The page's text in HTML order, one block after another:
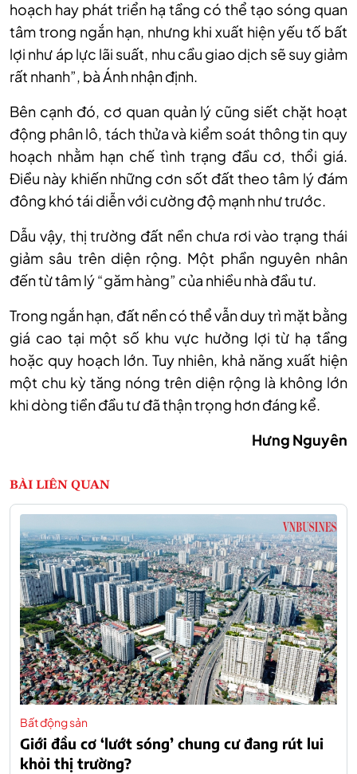
hoạch hay phát triển hạ tầng có thể tạo sóng quan
tâm trong ngắn hạn, nhưng khi xuất hiện yếu tố bất
lợi như áp lực lãi suất, nhu cầu giao dịch sẽ suy giảm
rất nhanh”, bà Ánh nhận định.
Bên cạnh đó, cơ quan quản lý cũng siết chặt hoạt
động phân lô, tách thửa và kiểm soát thông tin quy
hoạch nhằm hạn chế tình trạng đầu cơ, thổi giá.
Điều này khiến những cơn sốt đất theo tâm lý đám
đông khó tái diễn với cường độ mạnh như trước.
Dẫu vậy, thị trường đất nền chưa rơi vào trạng thái
giảm sâu trên diện rộng. Một phần nguyên nhân
đến từ tâm lý “găm hàng” của nhiều nhà đầu tư.
Trong ngắn hạn, đất nền có thể vẫn duy trì mặt bằng
giá cao tại một số khu vực hưởng lợi từ hạ tầng
hoặc quy hoạch lớn. Tuy nhiên, khả năng xuất hiện
một chu kỳ tăng nóng trên diện rộng là không lớn
khi dòng tiền đầu tư đã thận trọng hơn đáng kể.
Hưng Nguyên
BÀI LIÊN QUAN
Bất động sản
Giới đầu cơ ‘lướt sóng’ chung cư đang rút lui
khỏi thị trường?